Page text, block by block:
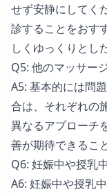
せず安静にしてく
診することをおす
しくゆっくりとし
Q5: 他のマッサー
A5: 基本的には問
合は、それぞれの
異なるアプローチ
善が期待できるこ
Q6: 妊娠中や授乳
A6: 妊娠中や授乳